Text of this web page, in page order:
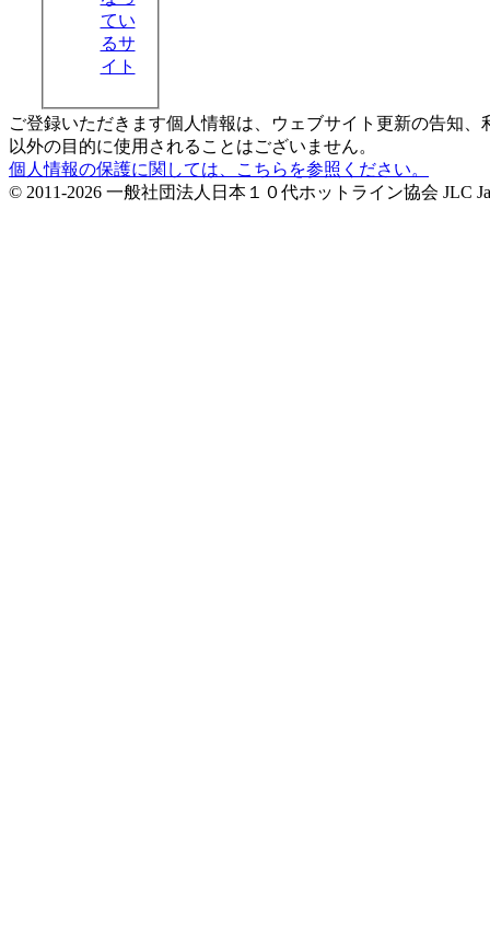
てい
るサ
イト
ご登録いただきます個人情報は、ウェブサイト更新の告知
以外の目的に使用されることはございません。
個人情報の保護に関しては、こちらを参照ください。
© 2011-2026 一般社団法人日本１０代ホットライン協会 JLC